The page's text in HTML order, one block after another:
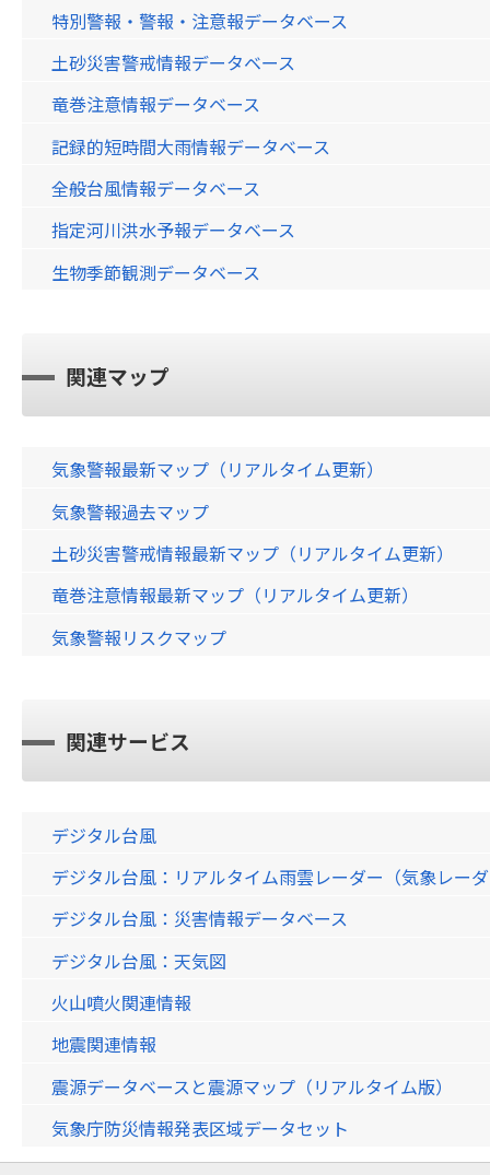
特別警報・警報・注意報データベース
土砂災害警戒情報データベース
竜巻注意情報データベース
記録的短時間大雨情報データベース
全般台風情報データベース
指定河川洪水予報データベース
生物季節観測データベース
関連マップ
気象警報最新マップ（リアルタイム更新）
気象警報過去マップ
土砂災害警戒情報最新マップ（リアルタイム更新）
竜巻注意情報最新マップ（リアルタイム更新）
気象警報リスクマップ
関連サービス
デジタル台風
デジタル台風：リアルタイム雨雲レーダー（気象レー
デジタル台風：災害情報データベース
デジタル台風：天気図
火山噴火関連情報
地震関連情報
震源データベースと震源マップ（リアルタイム版）
気象庁防災情報発表区域データセット